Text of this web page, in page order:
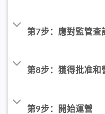
第7步：應對監管查
第8步：獲得批准和
第9步：開始運營